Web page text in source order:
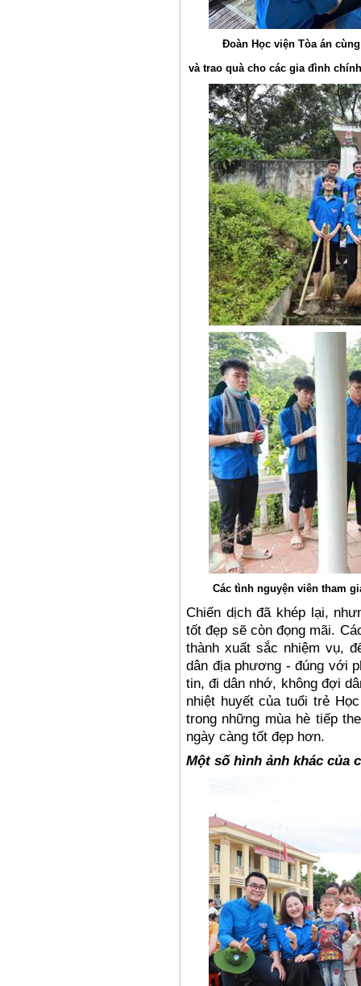
Đoàn Học viện Tòa án
và trao quà cho các gia đình
Các tình nguyện viên tham
Chiến dịch đã khép lại,
tốt đẹp sẽ còn đọng mãi.
thành xuất sắc nhiệm vụ,
dân địa phương - đúng với
tin, đi dân nhớ, không đợi
nhiệt huyết của tuổi trẻ
trong những mùa hè tiếp
ngày càng tốt đẹp hơn.
Một số hình ảnh khác của